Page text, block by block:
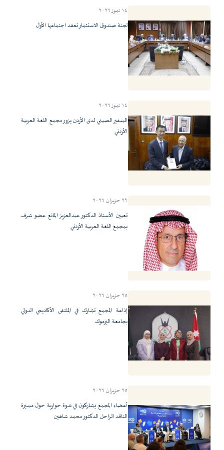
١٤ تموز ٢٠٢٦
لجنة صندوق الاستثمار تعقد اجتماعها الأول
١٤ تموز ٢٠٢٦
السفير الصيني لدى الأردن يزور مجمع اللغة العربية
الأردني
٢٩ حزيران ٢٠٢٦
تعيين الأستاذ الدكتور عبدالعزيز المانع عضو شرف
بمجمع اللغة العربية الأردني
٢٥ حزيران ٢٠٢٦
إذاعة المجمع تشارك في الملتقى الأكاديمي الدولي
بجامعة اليرموك
٢٥ حزيران ٢٠٢٦
أعضاء المجمع يشاركون في ندوة حوارية حول مسيرة
الناقد الراحل الدكتور محمد شاهين